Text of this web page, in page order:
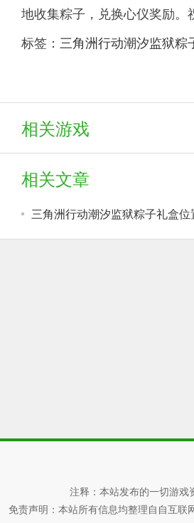
地收集粽子，兑换心仪奖励。
标签： 三角洲行动潮汐监狱粽
相关游戏
相关文章
三角洲行动潮汐监狱粽子礼盒位
注释：本站发布的一切游
免责声明：本站所有信息均整理自自互